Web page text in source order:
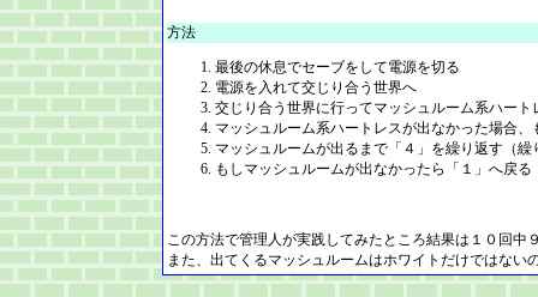
方法
最後の休息でセーブをして電源を切る
電源を入れて交じり合う世界へ
交じり合う世界に行ってマッシュルーム系ハー
マッシュルーム系ハートレスが出なかった場合
マッシュルームが出るまで「４」を繰り返す（
もしマッシュルームが出なかったら「１」へ戻る
この方法で管理人が実践してみたところ結果は１０回中
また、出てくるマッシュルームはホワイトだけではない